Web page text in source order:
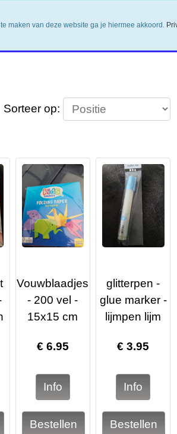
Sorteer op:
Vouwblaadjes
- 200 vel -
15x15 cm
€ 6.95
glitterpen -
glue marker -
lijmpen lijm
€3.95
maken van deze website ga je hiermee akkoord.